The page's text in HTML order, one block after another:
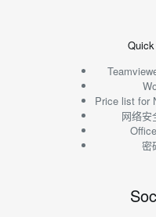
Price list for
网络安
密